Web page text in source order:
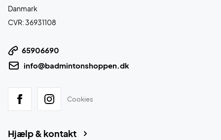
Danmark
CVR: 36931108
65906690
info@badmintonshoppen.dk
Cookies
Hjælp & kontakt